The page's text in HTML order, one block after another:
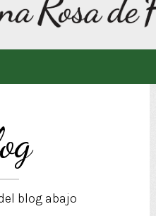
blog abajo